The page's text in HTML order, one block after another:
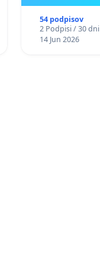
54 podpisov
2 Podpisi / 30 dni
14 Jun 2026